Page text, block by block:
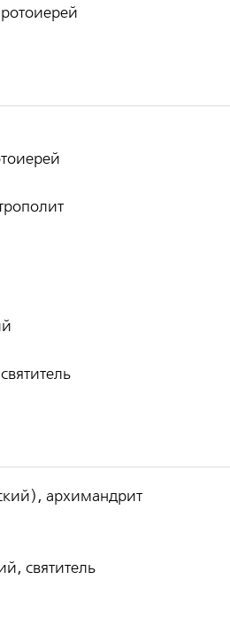
архимандрит
святитель